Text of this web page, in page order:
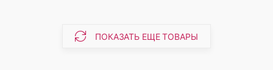
ПОКАЗАТЬ ЕЩЕ ТОВАРЫ